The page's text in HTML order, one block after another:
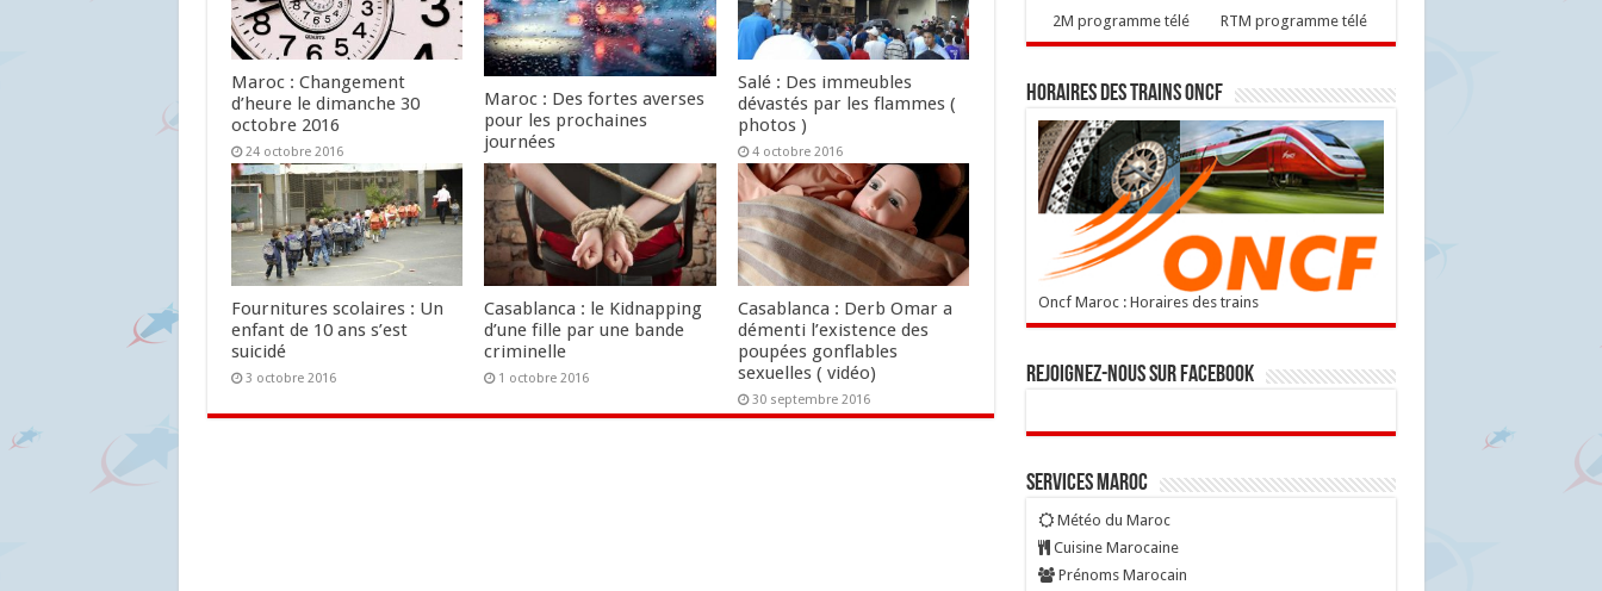
Maroc : Changement
d’heure le dimanche 30
octobre 2016
24 octobre 2016
Maroc : Des fortes averses
pour les prochaines
journées
24 octobre 2016
Salé : Des immeubles
dévastés par les flammes (
photos )
4 octobre 2016
Fournitures scolaires : Un
enfant de 10 ans s’est
suicidé
3 octobre 2016
Casablanca : le Kidnapping
d’une fille par une bande
criminelle
1 octobre 2016
Casablanca : Derb Omar a
démenti l’existence des
poupées gonflables
sexuelles ( vidéo)
30 septembre 2016
2M programme télé RTM programme télé
Horaires des trains ONCF
Oncf Maroc : Horaires des trains
Rejoignez-nous sur Facebook
Services Maroc
Météo du Maroc
Cuisine Marocaine
Prénoms Marocain